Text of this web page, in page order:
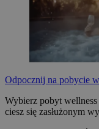
Odpocznij na pobycie
Wybierz pobyt
ciesz się zasłużonym